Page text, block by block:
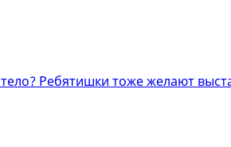
Ребятишки тоже желают